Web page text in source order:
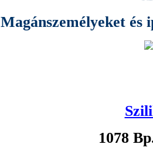
Magánszemélyeket és
1078